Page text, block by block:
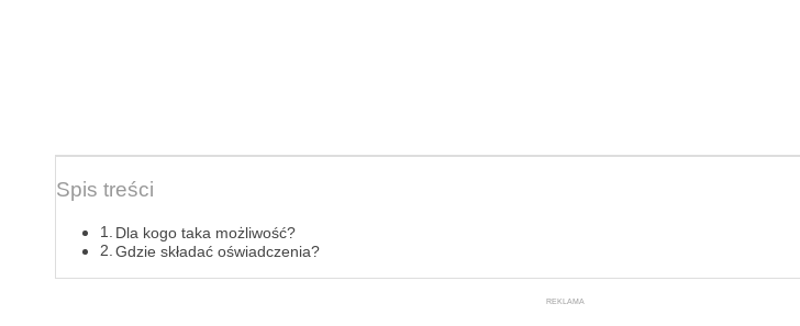
Spis treści
Dla kogo taka możliwość?
Gdzie składać oświadczenia?
REKLAMA